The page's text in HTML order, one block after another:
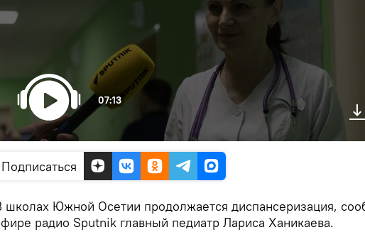
07:13
Подписаться
школах Южной Осетии продолжается диспансеризация,
радио Sputnik главный педиатр Лариса Ханикаева.